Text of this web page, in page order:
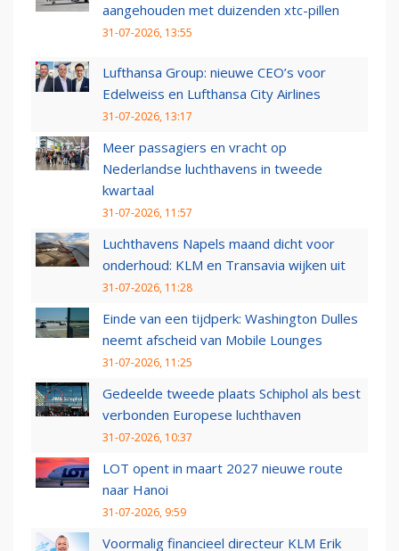
aangehouden met duizenden xtc-pillen
31-07-2026, 13:55
Lufthansa Group: nieuwe CEO’s voor
Edelweiss en Lufthansa City Airlines
31-07-2026, 13:17
Meer passagiers en vracht op
Nederlandse luchthavens in tweede
kwartaal
31-07-2026, 11:57
Luchthavens Napels maand dicht voor
onderhoud: KLM en Transavia wijken uit
31-07-2026, 11:28
Einde van een tijdperk: Washington Dulles
neemt afscheid van Mobile Lounges
31-07-2026, 11:25
Gedeelde tweede plaats Schiphol als best
verbonden Europese luchthaven
31-07-2026, 10:37
LOT opent in maart 2027 nieuwe route
naar Hanoi
31-07-2026, 9:59
Voormalig financieel directeur KLM Erik